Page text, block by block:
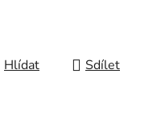
Hlídat Sdílet